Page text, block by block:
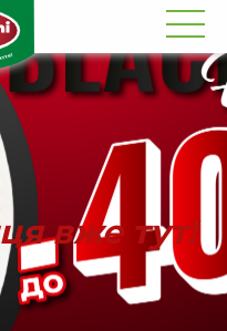
вже тут!